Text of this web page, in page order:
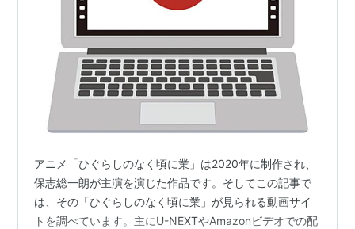
アニメ「ひぐらしのなく頃に業」は2020年に制作され、
保志総一朗が主演を演じた作品です。そしてこの記事で
は、その「ひぐらしのなく頃に業」が見られる動画サイ
トを調べています。主にU-NEXTやAmazonビデオでの配